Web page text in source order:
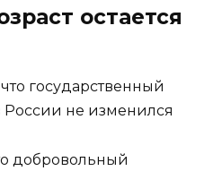
остается
государственный
России не изменился
добровольный